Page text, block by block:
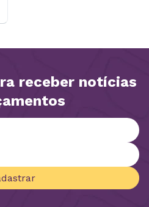
receber notícias